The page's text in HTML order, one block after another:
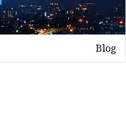
Blog